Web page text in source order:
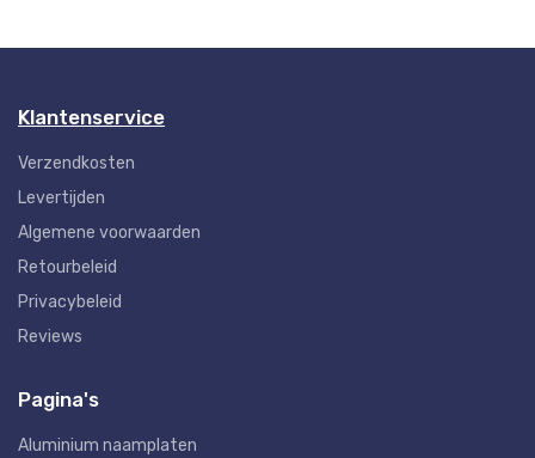
Klantenservice
Verzendkosten
Levertijden
Algemene voorwaarden
Retourbeleid
Privacybeleid
Reviews
Pagina's
Aluminium naamplaten